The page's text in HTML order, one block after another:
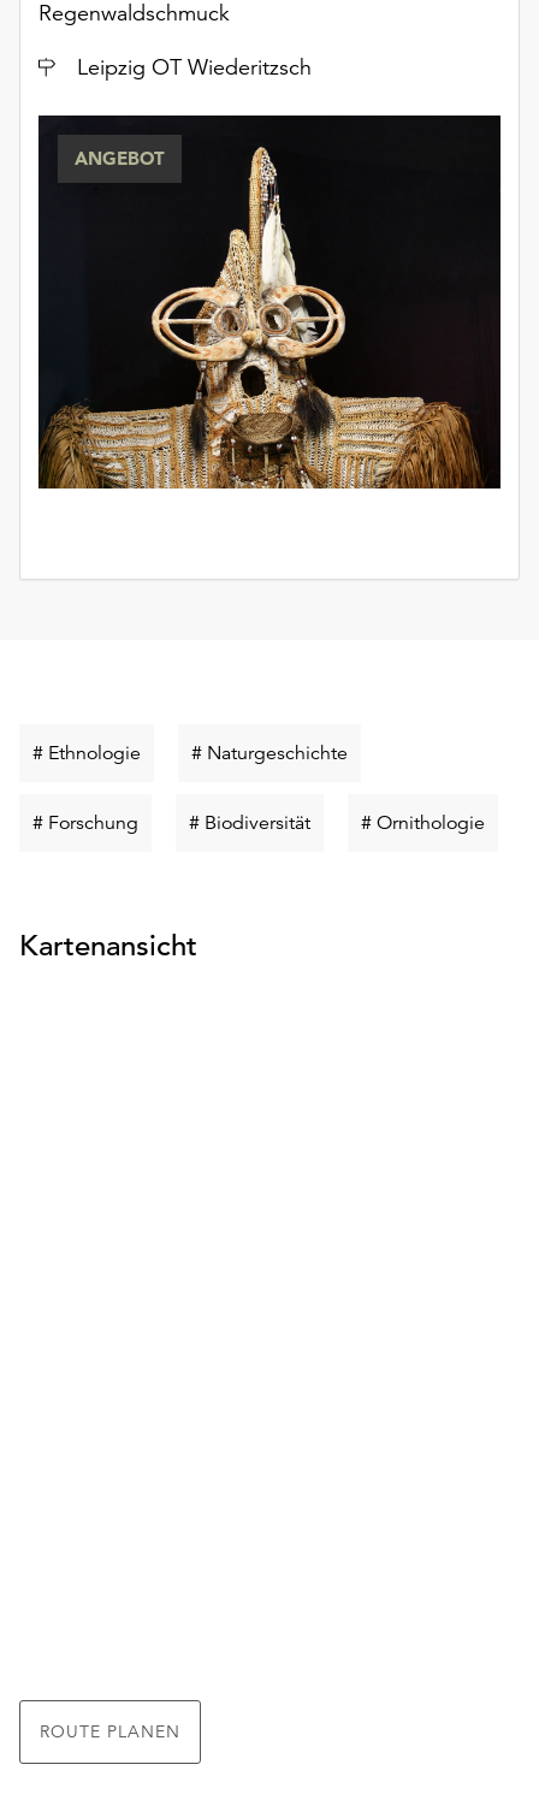
Regenwaldschmuck
Ort
Leipzig OT Wiederitzsch
ANGEBOT
# Ethnologie Schlüsselwort
# Naturgeschichte
# Forschung Schlüsselwort
# BiodiversitätSchlüsselwort
# Ornithologie
Kartenansicht
ROUTE PLANEN